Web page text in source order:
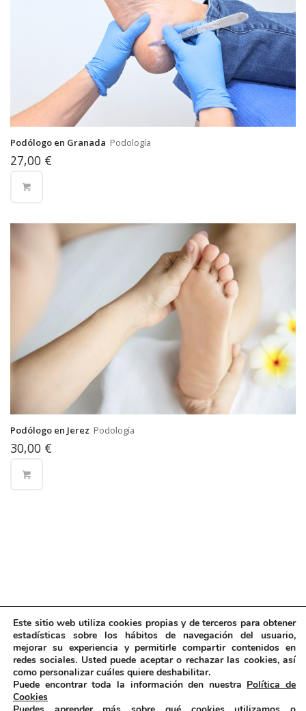
Podólogo en Granada Podología
27,00 €
Podólogo en Jerez Podología
30,00 €
Este sitio web utiliza cookies propias y de terceros para obtener
estadísticas sobre los hábitos de navegación del usuario,
mejorar su experiencia y permitirle compartir contenidos en
redes sociales. Usted puede aceptar o rechazar las cookies, así
como personalizar cuáles quiere deshabilitar.
Puede encontrar toda la información den nuestra Política de
Cookies